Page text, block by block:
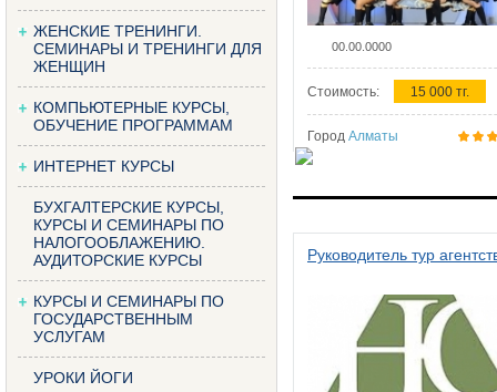
ЖЕНСКИЕ ТРЕНИНГИ.
СЕМИНАРЫ И ТРЕНИНГИ ДЛЯ
ЖЕНЩИН
КОМПЬЮТЕРНЫЕ КУРСЫ,
ОБУЧЕНИЕ ПРОГРАММАМ
ИНТЕРНЕТ КУРСЫ
БУХГАЛТЕРСКИЕ КУРСЫ,
КУРСЫ И СЕМИНАРЫ ПО
НАЛОГООБЛАЖЕНИЮ.
АУДИТОРСКИЕ КУРСЫ
КУРСЫ И СЕМИНАРЫ ПО
ГОСУДАРСТВЕННЫМ
УСЛУГАМ
УРОКИ ЙОГИ
00.00.0000
Стоимость: 15 000 тг.
Город Алматы
Руководитель тур